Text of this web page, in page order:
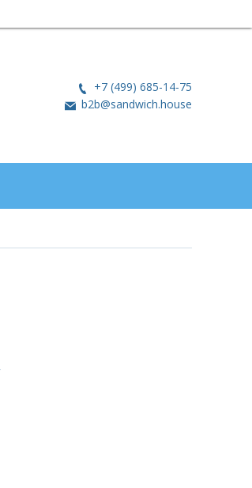
+7 (499) 685-14-75
b2b@sandwich.house